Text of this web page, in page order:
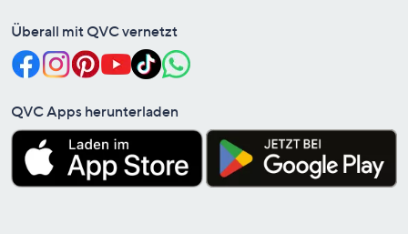
Überall mit QVC vernetzt
QVC Apps herunterladen